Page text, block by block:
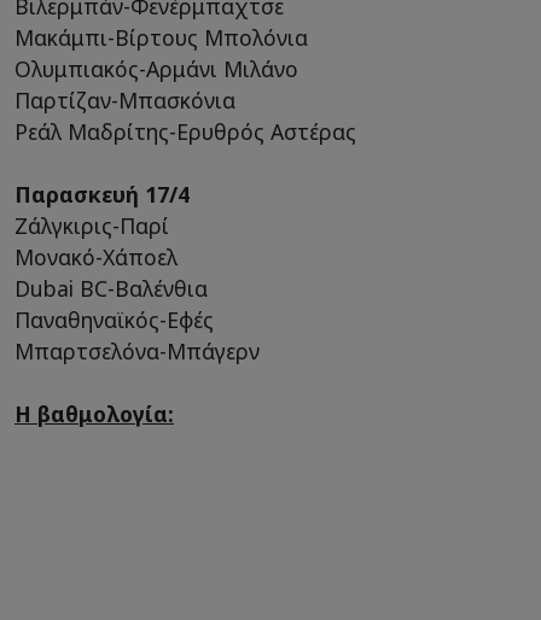
Βιλερμπάν-Φενέρμπαχτσε
Μακάμπι-Βίρτους Μπολόνια
Ολυμπιακός-Αρμάνι Μιλάνο
Παρτίζαν-Μπασκόνια
Ρεάλ Μαδρίτης-Ερυθρός Αστέρας
Παρασκευή 17/4
Ζάλγκιρις-Παρί
Μονακό-Χάποελ
Dubai BC-Βαλένθια
Παναθηναϊκός-Εφές
Μπαρτσελόνα-Μπάγερν
Η βαθμολογία: